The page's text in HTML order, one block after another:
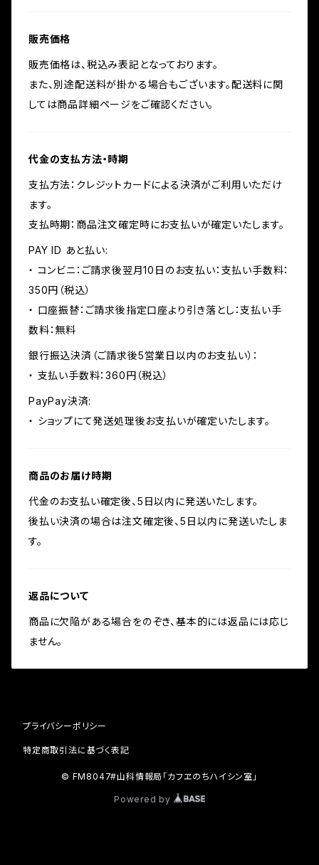
販売価格
販売価格は、税込み表記となっております。
また、別途配送料が掛かる場合もございます。配送料に関
しては商品詳細ページをご確認ください。
代金の支払方法・時期
支払方法：クレジットカードによる決済がご利用いただけ
ます。
支払時期：商品注文確定時にお支払いが確定いたします。
PAY ID あと払い:
・ コンビニ：ご請求後翌月10日のお支払い：支払い手数料：
350円（税込）
・ 口座振替：ご請求後指定口座より引き落とし：支払い手
数料：無料
銀行振込決済（ご請求後5営業日以内のお支払い）：
・ 支払い手数料：360円（税込）
PayPay決済:
・ ショップにて発送処理後お支払いが確定いたします。
商品のお届け時期
代金のお支払い確定後、5日以内に発送いたします。
後払い決済の場合は注文確定後、5日以内に発送いたしま
す。
返品について
商品に欠陥がある場合をのぞき、基本的には返品には応じ
ません。
プライバシーポリシー
特定商取引法に基づく表記
© FM8047#山科情報局「カフヱのちハイシン室」
Powered by